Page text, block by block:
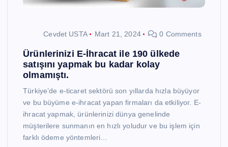
Cevdet USTA Mart 21, 2024 0 Comments
Ürünlerinizi E-İhracat ile 190 ülkede
satışını yapmak bu kadar kolay
olmamıştı.
Türkiye’de e-ticaret sektörü son yıllarda hızla büyüyor
ve bu büyüme e-ihracat yapan firmaları da etkiliyor. E-
ihracat yapmak, ürünlerinizi dünya genelinde
müşterilere sunmanın en hızlı yoludur ve bu işlem için
farklı ödeme yöntemleri…